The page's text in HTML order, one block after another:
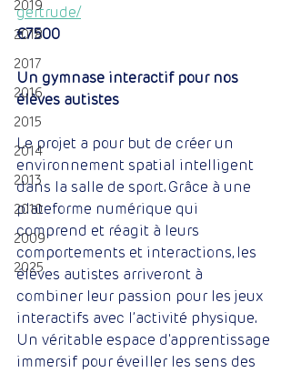
2019
2018
2017
2016
2015
2014
2013
2010
2009
2025
gertrude/
€7500
Un gymnase interactif pour nos
élèves autistes
Le projet a pour but de créer un
environnement spatial intelligent
dans la salle de sport. Grâce à une
plateforme numérique qui
comprend et réagit à leurs
comportements et interactions, les
élèves autistes arriveront à
combiner leur passion pour les jeux
interactifs avec l’activité physique.
Un véritable espace d'apprentissage
immersif pour éveiller les sens des